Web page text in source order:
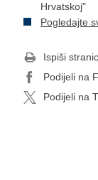
Hrvatskoj"
Pogledajte
Ispiši
Podijeli na
Podijeli na